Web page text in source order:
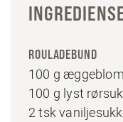
ROULADEBUND
100 g
100 g lyst
2 tsk